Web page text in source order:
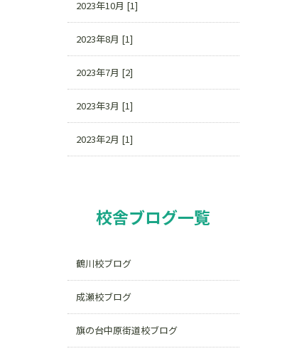
2023年10月 [1]
2023年8月 [1]
2023年7月 [2]
2023年3月 [1]
2023年2月 [1]
校舎ブログ一覧
鶴川校ブログ
成瀬校ブログ
旗の台中原街道校ブログ